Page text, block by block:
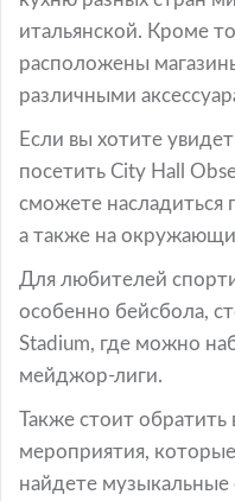
итальянской. Кроме
расположены
различными
Если вы хотите
посетить City Hall
сможете насладиться
а также на
Для любителей
особенно бейсбола,
Stadium, где можно
мейджор-лиги.
Также стоит
мероприятия,
найдете музыкальные